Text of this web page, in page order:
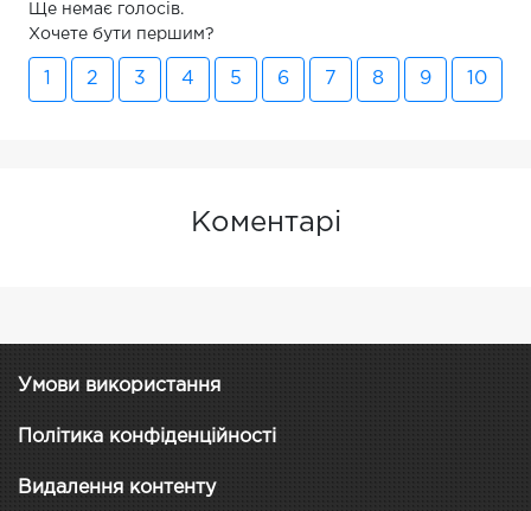
Ще немає голосів.
Хочете бути першим?
2 3 4 5 6 7 8 9 10
Коментарі
Умови використання
Політика конфіденційності
Видалення контенту